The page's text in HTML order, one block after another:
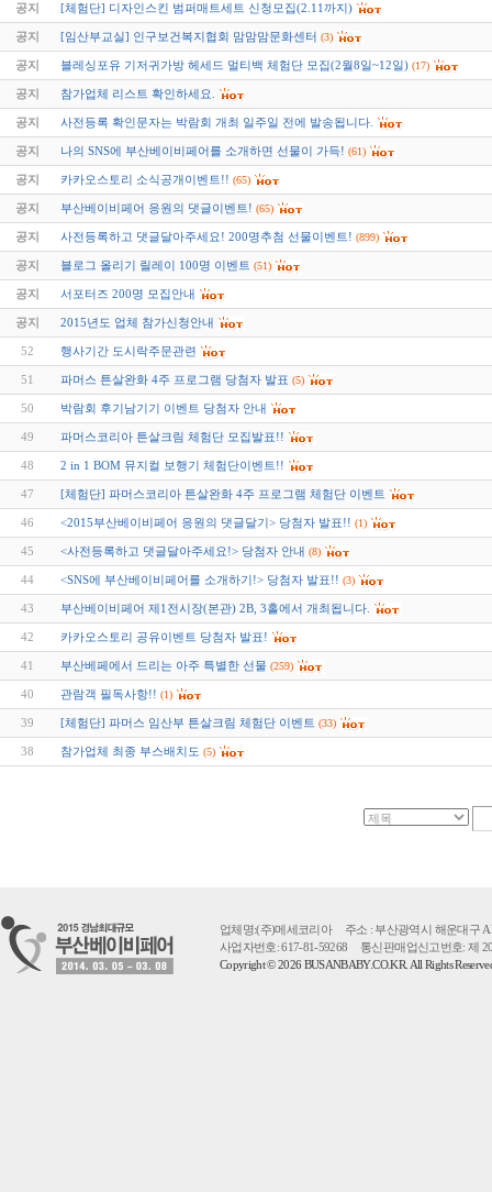
공지 [체험단] 디자인스킨 범퍼매트세트 신청모집(2.11까지)
공지 [임산부교실] 인구보건복지협회 맘맘맘문화센터 (3)
공지 블레싱포유 기저귀가방 헤세드 멀티백 체험단 모집(2월8일~12일) (17)
공지 참가업체 리스트 확인하세요.
공지 사전등록 확인문자는 박람회 개최 일주일 전에 발송됩니다.
공지 나의 SNS에 부산베이비페어를 소개하면 선물이 가득! (61)
공지 카카오스토리 소식공개이벤트!! (65)
공지 부산베이비페어 응원의 댓글이벤트! (65)
공지 사전등록하고 댓글달아주세요! 200명추첨 선물이벤트! (899)
공지 블로그 올리기 릴레이 100명 이벤트 (51)
공지 서포터즈 200명 모집안내
공지 2015년도 업체 참가신청안내
52 행사기간 도시락주문관련
51 파머스 튼살완화 4주 프로그램 당첨자 발표 (5)
50 박람회 후기남기기 이벤트 당첨자 안내
49 파머스코리아 튼살크림 체험단 모집발표!!
48 2 in 1 BOM 뮤지컬 보행기 체험단이벤트!!
47 [체험단] 파머스코리아 튼살완화 4주 프로그램 체험단 이벤트
46 <2015부산베이비페어 응원의 댓글달기> 당첨자 발표!! (1)
45 <사전등록하고 댓글달아주세요!> 당첨자 안내 (8)
44 <SNS에 부산베이비페어를 소개하기!> 당첨자 발표!! (3)
43 부산베이비페어 제1전시장(본관) 2B, 3홀에서 개최됩니다.
42 카카오스토리 공유이벤트 당첨자 발표!
41 부산베페에서 드리는 아주 특별한 선물 (259)
40 관람객 필독사항!! (1)
39 [체험단] 파머스 임산부 튼살크림 체험단 이벤트 (33)
38 참가업체 최종 부스배치도 (5)
업체명:(주)메세코리아 주소 : 부산광역시 해운대구
사업자번호: 617-81-59268 통신판매업신고번호: 제
Copyright © 2026 BUSANBABY.CO.KR. All Rights